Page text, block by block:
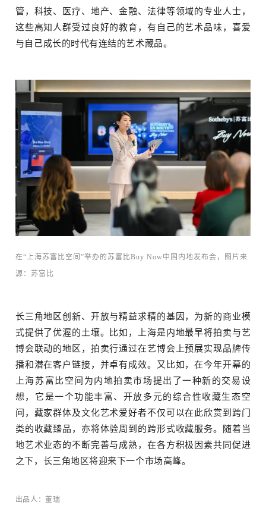
管，科技、医疗、地产、金融、法律等领域的专业人士，
这些高知人群受过良好的教育，有自己的艺术品味，喜爱
与自己成长的时代有连结的艺术藏品。
在“上海苏富比空间”举办的苏富比Buy Now中国内地发布会，图片来
源： 苏富比
长三角地区创新、开放与精益求精的基因，为新的商业模
式提供了优渥的土壤。比如，上海是内地最早将拍卖与艺
博会联动的地区，拍卖行通过在艺博会上预展实现品牌传
播和潜在客户链接，并卓有成效。又比如，在今年开幕的
上海苏富比空间为内地拍卖市场提出了一种新的交易设
想，它是一个功能丰富、开放多元的综合性收藏生态空
间，藏家群体及文化艺术爱好者不仅可以在此欣赏到跨门
类的收藏臻品，亦将体验周到的跨形式收藏服务。随着当
地艺术业态的不断完善与成熟，在各方积极因素共同促进
之下，长三角地区将迎来下一个市场高峰。
出品人： 董瑞